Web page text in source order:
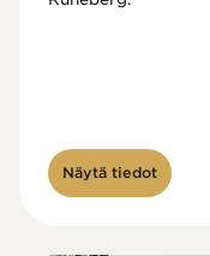
Näytä tiedot